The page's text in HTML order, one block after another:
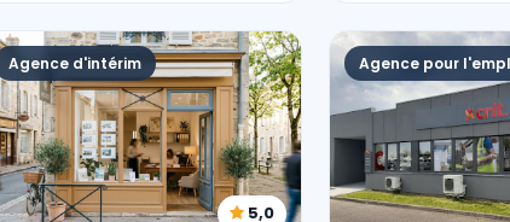
Agence d'intérim
5,0
Agence pour